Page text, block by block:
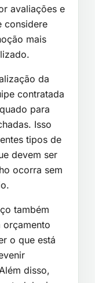
avaliações e
considere
mais
da
contratada
para
Isso
tipos de
devem ser
ocorra sem
também
orçamento
o que está
disso,